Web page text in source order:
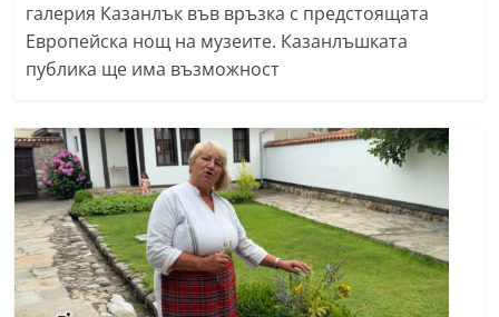
галерия Казанлък във връзка с предстоящата
Европейска нощ на музеите. Казанлъшката
публика ще има възможност